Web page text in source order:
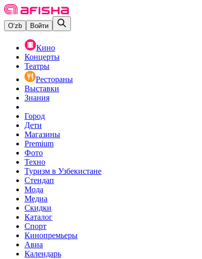
O‘zb Войти
Кино
Концерты
Театры
Рестораны
Выставки
Знания
Город
Дети
Магазины
Premium
Фото
Техно
Туризм в Узбекистане
Стендап
Мода
Медиа
Скидки
Каталог
Спорт
Кинопремьеры
Авиа
Календарь